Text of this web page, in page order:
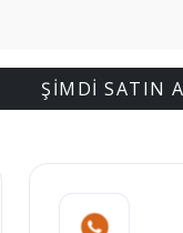
ŞİMDİ SATIN